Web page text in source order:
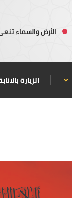
الأرض والسماء
الزيارة